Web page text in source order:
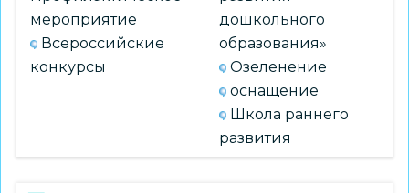
мероприятие
Всероссийские
конкурсы
дошкольного
образования»
Озеленение
оснащение
Школа раннего
развития